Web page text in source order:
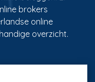
brokers
online
overzicht.